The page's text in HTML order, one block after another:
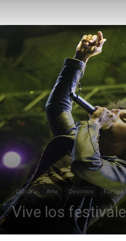
Cultura Arte Destinos Europa
Vive los